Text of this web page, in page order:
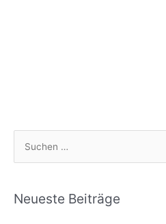
h
Neueste Beiträge